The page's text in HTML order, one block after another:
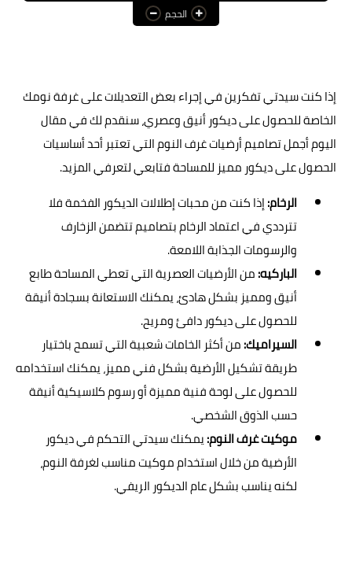
عالم المرأة
أخبار مصر
أخبار عربية
أخبار النجوم
الحجم
إذا كنت سيدتي تفكرين في إجراء بعض التعديلات على غرفة نومك
الخاصة للحصول على ديكور أنيق وعصري، سنقدم لك في مقال
اليوم أجمل تصاميم أرضياتغرف النومالتي تعتبر أحد أساسيات
الحصول على ديكور مميز للمساحة فتابعي لتعرفي المزيد.
الرخام:إذا كنت من محبات إطلالات الديكور الفخمة فلا
تترددي في اعتماد الرخام بتصاميم تتضمن الزخارف
والرسومات الجذابة اللامعة.
الباركيه:من الأرضيات العصرية التي تعطي المساحة طابع
أنيق ومميز بشكل هادئ، يمكنك الاستعانة بسجادة أنيقة
للحصول على ديكور دافئ ومريح.
السيراميك:من أكثر الخامات شعبية التي تسمح باختيار
طريقة تشكيل الأرضية بشكل فني مميز، يمكنك استخدامه
للحصول على لوحة فنية مميزة أو رسوم كلاسيكية أنيقة
حسب الذوق الشخصي.
موكيت غرف النوم:يمكنك سيدتي التحكم في ديكور
الأرضية من خلال استخدام موكيت مناسب لغرفة النوم،
لكنه يناسب بشكل عام الديكور الريفي.